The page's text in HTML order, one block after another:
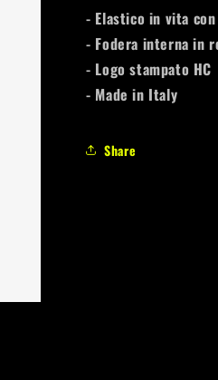
- Elastico in vita
- Fodera interna in
- Logo stampato HC
- Made in Italy
Share